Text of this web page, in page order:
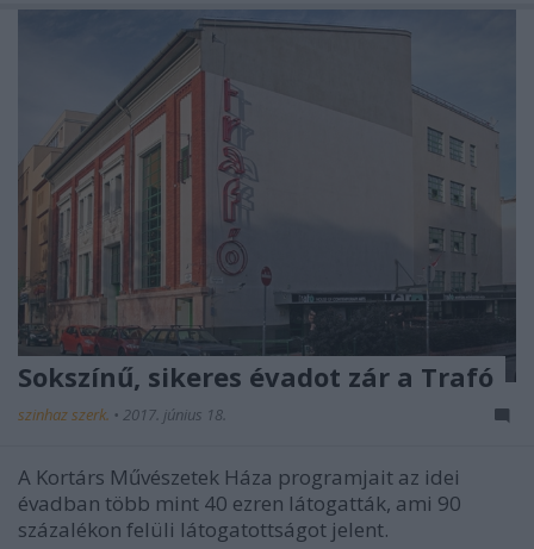
Sokszínű, sikeres évadot zár a Trafó
szinhaz szerk. • 2017. június 18.
A Kortárs Művészetek Háza programjait az idei
évadban több mint 40 ezren látogatták, ami 90
százalékon felüli látogatottságot jelent.